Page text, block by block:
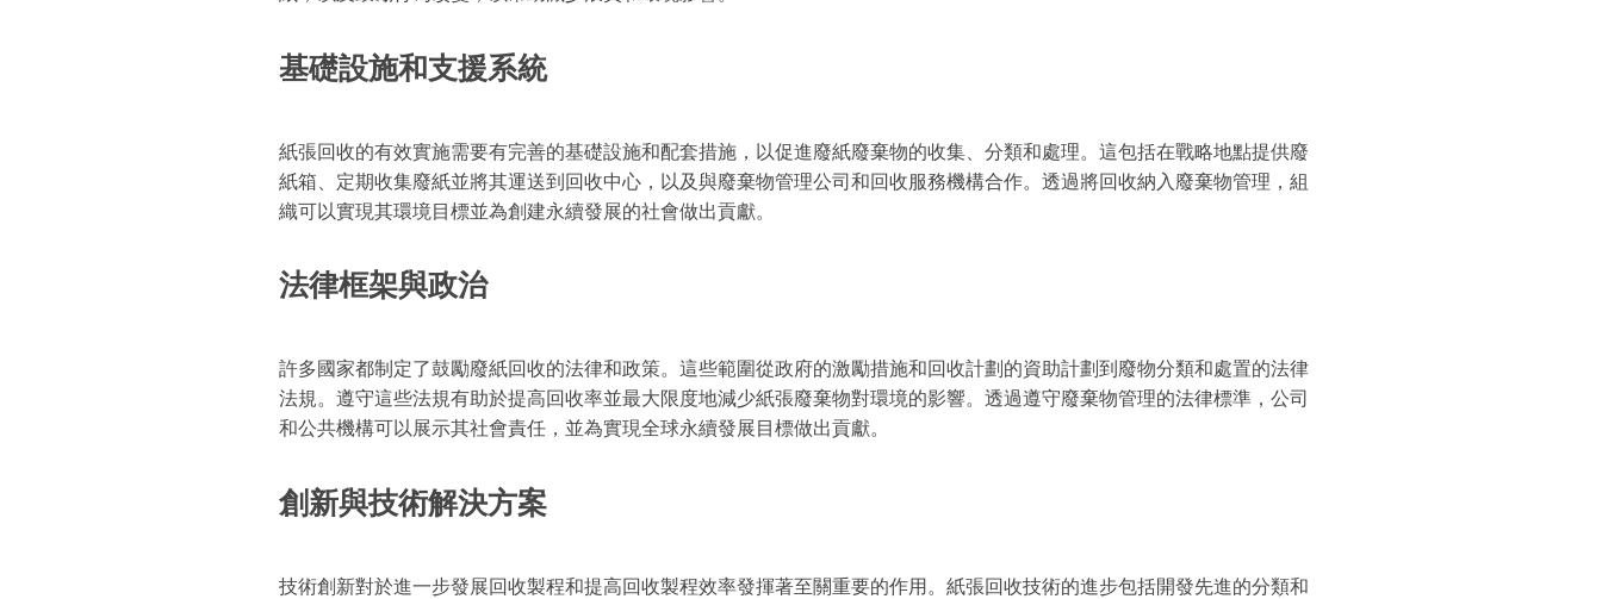
基礎設施和支援系統
紙張回收的有效實施需要有完善的基礎設施和配套措施，以促進廢紙廢棄物的收集、分類和處理。這包括在戰略地點提供廢
紙箱、定期收集廢紙並將其運送到回收中心，以及與廢棄物管理公司和回收服務機構合作。透過將回收納入廢棄物管理，組
織可以實現其環境目標並為創建永續發展的社會做出貢獻。
法律框架與政治
許多國家都制定了鼓勵廢紙回收的法律和政策。這些範圍從政府的激勵措施和回收計劃的資助計劃到廢物分類和處置的法律
法規。遵守這些法規有助於提高回收率並最大限度地減少紙張廢棄物對環境的影響。透過遵守廢棄物管理的法律標準，公司
和公共機構可以展示其社會責任，並為實現全球永續發展目標做出貢獻。
創新與技術解決方案
技術創新對於進一步發展回收製程和提高回收製程效率發揮著至關重要的作用。紙張回收技術的進步包括開發先進的分類和